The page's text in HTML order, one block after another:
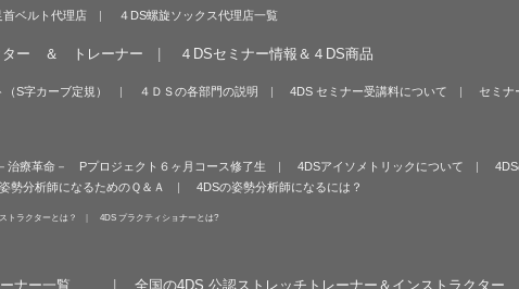
ベルト代理店 ４DS螺旋ソックス代理店一覧
ター ＆ トレーナー ４DSセミナー情報＆４DS商品
S字カーブ定規） ４ＤＳの各部門の説明 4DS セミナー受講料について セミナ
治療革命－ Pプロジェクト６ヶ月コース修了生 4DSアイソメトリックについて
勢分析師になるためのＱ＆Ａ 4DSの姿勢分析師になるには？
トラクターとは？ 4DS プラクティショナーとは?
ーナー一覧 全国の4DS 公認ストレッチトレーナー＆インストラクター